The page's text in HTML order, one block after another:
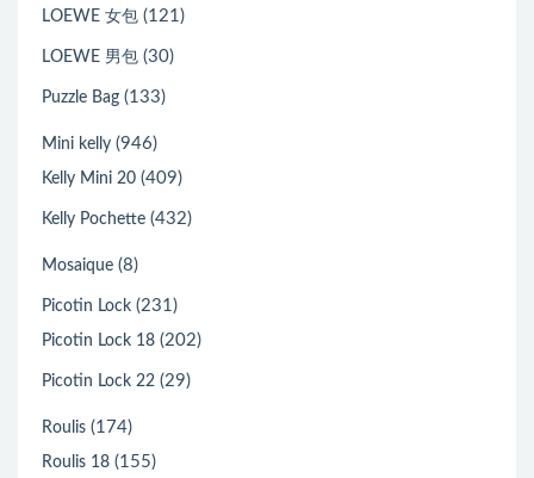
LOEWE 女包 (121)
LOEWE 男包 (30)
Puzzle Bag (133)
Mini kelly (946)
Kelly Mini 20 (409)
Kelly Pochette (432)
Mosaique (8)
Picotin Lock (231)
Picotin Lock 18 (202)
Picotin Lock 22 (29)
Roulis (174)
Roulis 18 (155)